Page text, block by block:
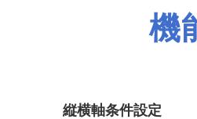
機
縦横軸条件設定